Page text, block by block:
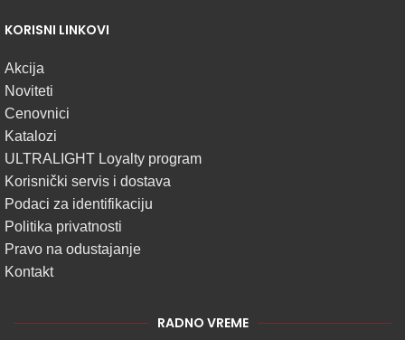
KORISNI LINKOVI
Akcija
Noviteti
Cenovnici
Katalozi
ULTRALIGHT Loyalty program
Korisnički servis i dostava
Podaci za identifikaciju
Politika privatnosti
Pravo na odustajanje
Kontakt
RADNO VREME